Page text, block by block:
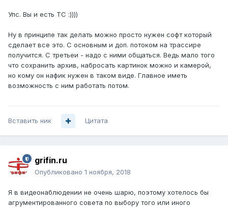
Упс. Вы и есть ТС :))))
Ну в принципе так делать можно просто нужен софт который
сделает все это. С основным и доп. потоком на трассире
получится. С третьеи - надо с ними общаться. Ведь мало того
что сохранить архив, набросать картинок можно и камерой,
но кому он нафик нужен в таком виде. Главное иметь
возможность с ним работать потом.
Вставить ник Цитата
grifin.ru
Опубликовано 1 ноября, 2018
Я в видеонаблюдении не очень шарю, поэтому хотелось бы
агрументированного совета по выбору того или иного